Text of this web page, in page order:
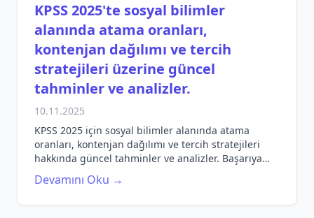
KPSS 2025'te sosyal bilimler
alanında atama oranları,
kontenjan dağılımı ve tercih
stratejileri üzerine güncel
tahminler ve analizler.
10.11.2025
KPSS 2025 için sosyal bilimler alanında atama
oranları, kontenjan dağılımı ve tercih stratejileri
hakkında güncel tahminler ve analizler. Başarıya
ulaşmak için ihtiyacınız olan tüm bilgiler burada!
Devamını Oku →